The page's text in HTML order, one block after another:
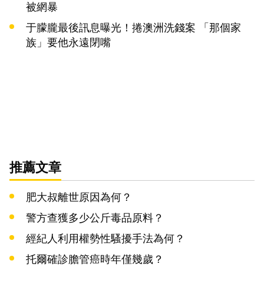
被網暴
于朦朧最後訊息曝光！捲澳洲洗錢案 「那個家
族」要他永遠閉嘴
推薦文章
肥大叔離世原因為何？
警方查獲多少公斤毒品原料？
經紀人利用權勢性騷擾手法為何？
托爾確診膽管癌時年僅幾歲？